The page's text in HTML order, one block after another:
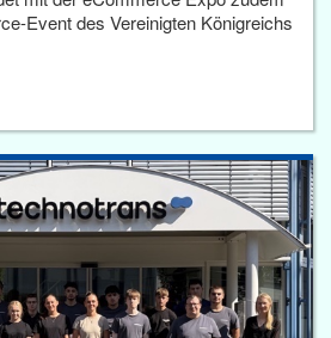
Event des Vereinigten Königreichs